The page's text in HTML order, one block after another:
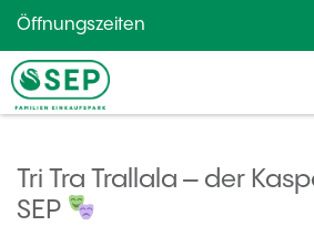
Öffnungszeiten
Tri Tra Trallala – der
SEP